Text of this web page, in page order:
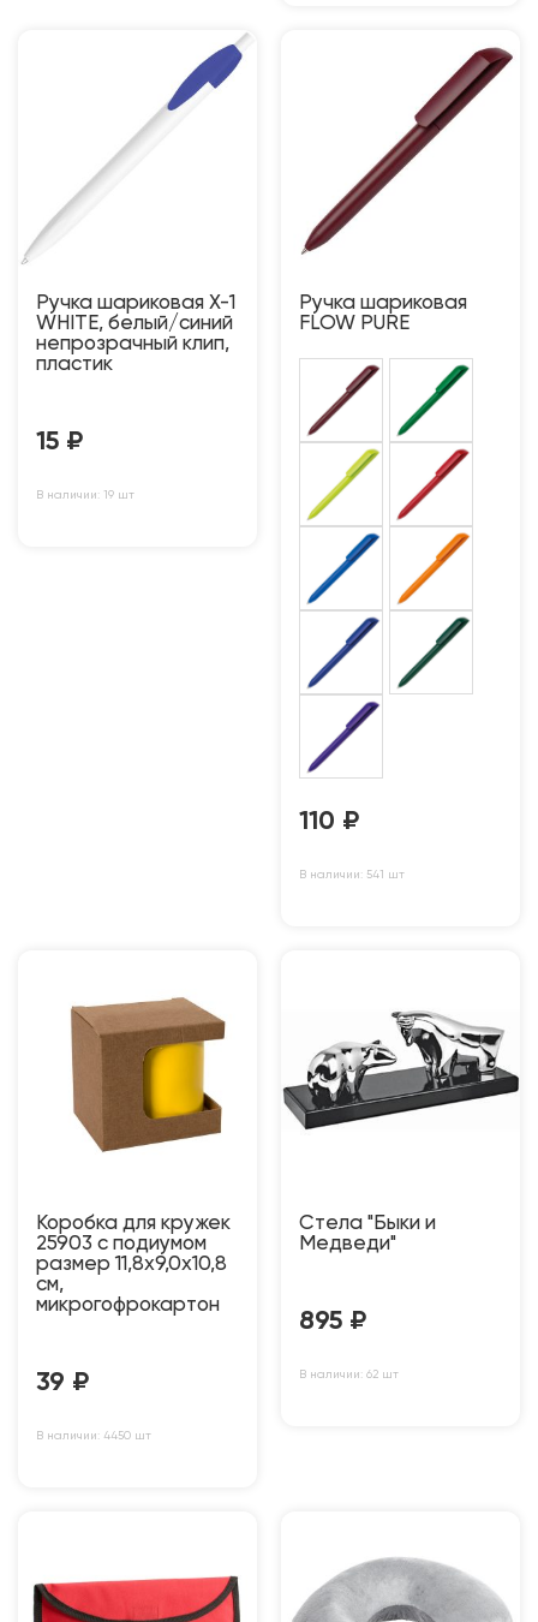
Ручка шариковая X-1
WHITE, белый/синий
непрозрачный клип,
пластик
15 ₽
В наличии: 19 шт
Ручка шариковая
FLOW PURE
110 ₽
В наличии: 541 шт
Коробка для кружек
25903 с подиумом
размер 11,8х9,0х10,8
см,
микрогофрокартон
39 ₽
В наличии: 4450 шт
Стела "Быки и
Медведи"
895 ₽
В наличии: 62 шт